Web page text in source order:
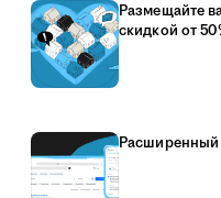
Размещайте
скидкой от
Расширенный